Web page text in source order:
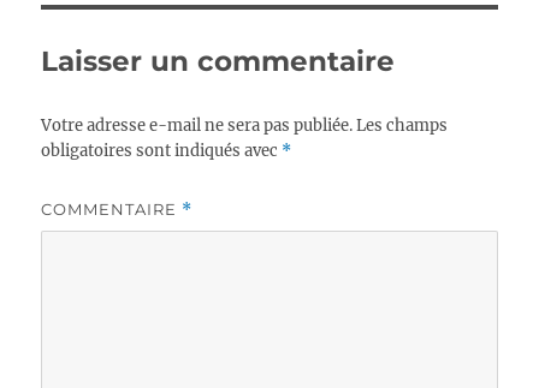
Laisser un commentaire
Votre adresse e-mail ne sera pas publiée. Les champs
obligatoires sont indiqués avec *
COMMENTAIRE *